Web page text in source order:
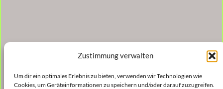
Zustimmung verwalten
Um dir ein optimales Erlebnis zu bieten, verwenden wir Technologien wie
Cookies, um Geräteinformationen zu speichern und/oder darauf zuzugreifen.